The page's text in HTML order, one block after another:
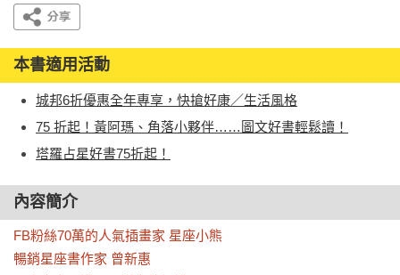
本書適用活動
城邦6折優惠全年專享，快搶好康／生活風格
75 折起！黃阿瑪、角落小夥伴……圖文好書輕鬆讀！
塔羅占星好書75折起！
內容簡介
FB粉絲70萬的人氣插畫家 星座小熊
暢銷星座書作家 曾新惠